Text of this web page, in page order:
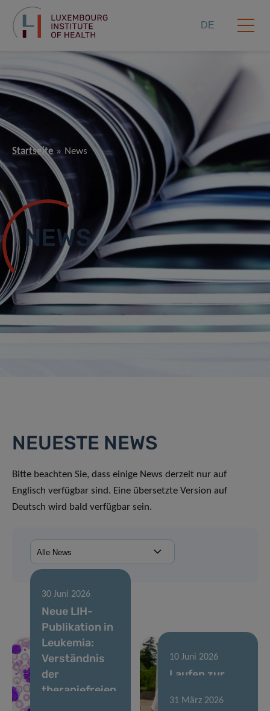
DE
Startseite News
NEWS
NEUESTE NEWS
Bitte beachten Sie, dass einige News derzeit nur auf
Englisch verfügbar sind. Eine übersetzte Version auf
Deutsch wird bald verfügbar sein.
30 Juni 2026
Neue LIH-
Publikation in
Leukemia:
Verständnis
der
therapiefreien
10 Juni 2026
Laufen zur
der
31 März 2026